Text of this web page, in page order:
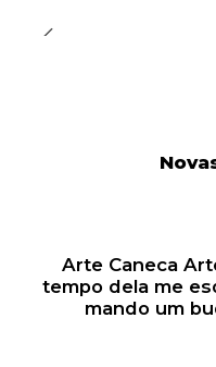
Arte Caneca
tempo dela me
mando um